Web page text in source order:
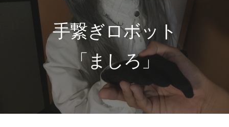
手繋ぎロボット
「ましろ」